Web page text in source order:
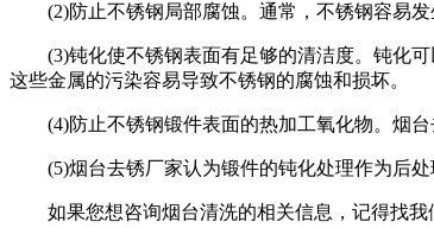
(2)防止不锈钢局部腐蚀。通常，不锈钢容易
(3)钝化使不锈钢表面有足够的清洁度。钝化
这些金属的污染容易导致不锈钢的腐蚀和损坏。
(4)防止不锈钢锻件表面的热加工氧化物。烟
(5)烟台去锈厂家认为锻件的钝化处理作为后
如果您想咨询烟台清洗的相关信息，记得找